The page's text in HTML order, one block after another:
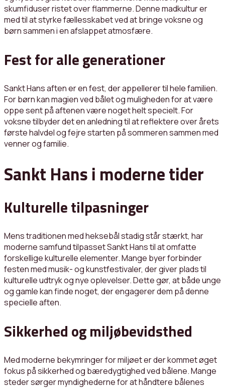
skumfiduser ristet over flammerne. Denne madkultur er
med til at styrke fællesskabet ved at bringe voksne og
børn sammen i en afslappet atmosfære.
Fest for alle generationer
Sankt Hans aften er en fest, der appellerer til hele familien.
For børn kan magien ved bålet og muligheden for at være
oppe sent på aftenen være noget helt specielt. For
voksne tilbyder det en anledning til at reflektere over årets
første halvdel og fejre starten på sommeren sammen med
venner og familie.
Sankt Hans i moderne tider
Kulturelle tilpasninger
Mens traditionen med heksebål stadig står stærkt, har
moderne samfund tilpasset Sankt Hans til at omfatte
forskellige kulturelle elementer. Mange byer forbinder
festen med musik- og kunstfestivaler, der giver plads til
kulturelle udtryk og nye oplevelser. Dette gør, at både unge
og gamle kan finde noget, der engagerer dem på denne
specielle aften.
Sikkerhed og miljøbevidsthed
Med moderne bekymringer for miljøet er der kommet øget
fokus på sikkerhed og bæredygtighed ved bålene. Mange
steder sørger myndighederne for at håndtere bålenes